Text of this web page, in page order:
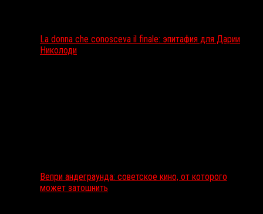
La donna che conosceva il finale: эпитафия для Дарии
Николоди
Вепри андеграунда: советское кино, от которого
может затошнить